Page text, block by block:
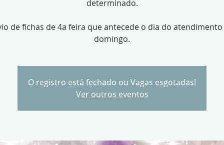
determinado.
de fichas de 4a feira que antecede o dia do
domingo.
O registro está fechado ou Vagas esgotadas!
Ver outros eventos